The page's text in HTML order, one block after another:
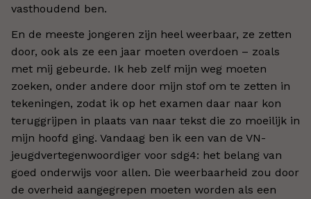
vasthoudend ben.
En de meeste jongeren zijn heel weerbaar, ze zetten
door, ook als ze een jaar moeten overdoen – zoals
met mij gebeurde. Ik heb zelf mijn weg moeten
zoeken, onder andere door mijn stof om te zetten in
tekeningen, zodat ik op het examen daar naar kon
teruggrijpen in plaats van naar tekst die zo moeilijk in
mijn hoofd ging. Vandaag ben ik een van de VN-
jeugdvertegenwoordiger voor sdg4: het belang van
goed onderwijs voor allen. Die weerbaarheid zou door
de overheid aangegrepen moeten worden als een